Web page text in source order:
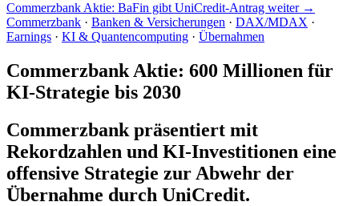
Commerzbank Aktie: BaFin gibt UniCredit-Antrag weiter →
Commerzbank · Banken & Versicherungen · DAX/MDAX ·
Earnings · KI & Quantencomputing · Übernahmen
Commerzbank Aktie: 600 Millionen für
KI-Strategie bis 2030
Commerzbank präsentiert mit
Rekordzahlen und KI-Investitionen eine
offensive Strategie zur Abwehr der
Übernahme durch UniCredit.